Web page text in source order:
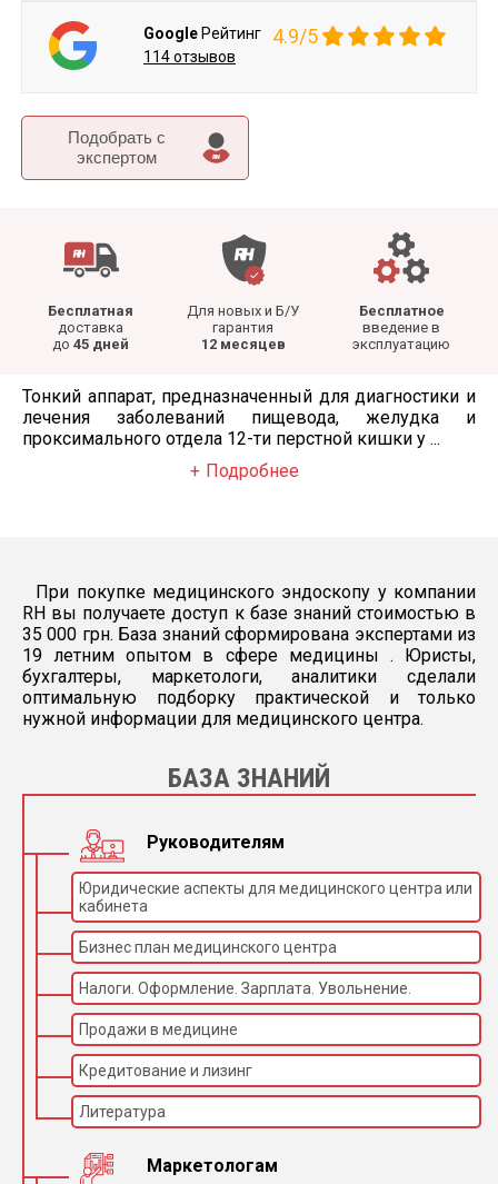
Подобрать c
экспертом
Бесплатная
доставка
до 45 дней
Для новых и Б/У
гарантия
12 месяцев
Бесплатное
введение в
эксплуатацию
Google Рейтинг 4.9/5
114 отзывов
Тонкий аппарат, предназначенный для диагностики и
лечения заболеваний пищевода, желудка и
проксимального отдела 12-ти перстной кишки у ...
Подробнее
При покупке медицинского эндоскопу у компании
RH вы получаете доступ к базе знаний стоимостью в
35 000 грн. База знаний сформирована экспертами из
19 летним опытом в сфере медицины . Юристы,
бухгалтеры, маркетологи, аналитики сделали
оптимальную подборку практической и только
нужной информации для медицинского центра.
БАЗА ЗНАНИЙ
Руководителям
Юридические аспекты для медицинского центра или
кабинета
Бизнес план медицинского центра
Налоги. Оформление. Зарплата. Увольнение.
Продажи в медицине
Кредитование и лизинг
Литература
Маркетологам